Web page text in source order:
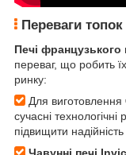
Переваги
Печі
переваг, що робить
ринку:
Для виготовлення
сучасні
підвищити
Чавунні печі